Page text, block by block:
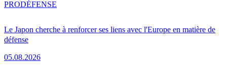
Le Japon cherche à renforcer ses liens avec l'Europe en matière de
défense
05.08.2026
PRODÉFENSE